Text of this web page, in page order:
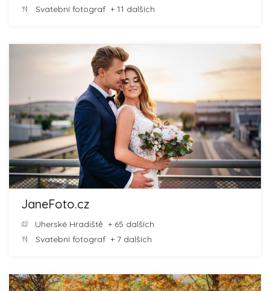
Svatební fotograf + 11 dalších
JaneFoto.cz
Uherské Hradiště + 65 dalších
Svatební fotograf + 7 dalších